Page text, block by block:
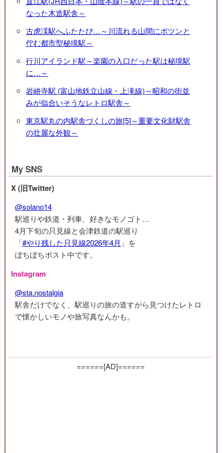
なった木造駅舎～
古虎渓駅へふたたび…～川流れる山間にポツンと
佇む都市型秘境駅～
行川アイランド駅～楽園の入口だった駅は秘境駅
に…～
岩峅寺駅 (富山地鉄立山線・上滝線)～昭和の街並
みが似合いそうなレトロ駅舎～
東京駅丸の内駅舎づくしの旅[5]～重要文化財駅舎
の壮麗な外観～
My SNS
X (旧Twitter)
@solano14
駅巡りや鉄道・列車、好きなモノゴト…
4月下旬の只見線と会津鉄道の駅巡り
「#やり残した只見線2026年4月 」を
ぼちぼちポスト中です。
Instagram
@sta.nostalgia
駅舎だけでなく、駅巡りの旅の道すがら見つけたレトロ
で懐かしいモノや旅写真なんかも。
======[AD]======